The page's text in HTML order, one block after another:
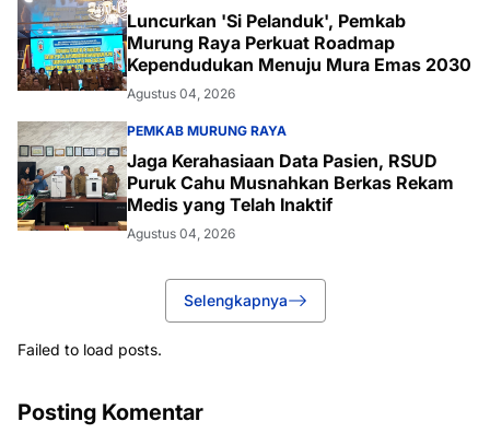
Luncurkan 'Si Pelanduk', Pemkab
Murung Raya Perkuat Roadmap
Kependudukan Menuju Mura Emas 2030
Agustus 04, 2026
PEMKAB MURUNG RAYA
Jaga Kerahasiaan Data Pasien, RSUD
Puruk Cahu Musnahkan Berkas Rekam
Medis yang Telah Inaktif
Agustus 04, 2026
Selengkapnya
Failed to load posts.
Posting Komentar